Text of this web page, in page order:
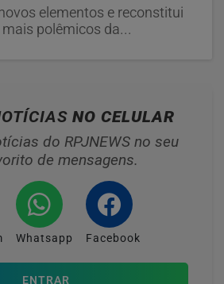
elementos e reconstitui
polêmicos da...
NO CELULAR
do RPJNEWS no seu
de mensagens.
Whatsapp Facebook
ENTRAR